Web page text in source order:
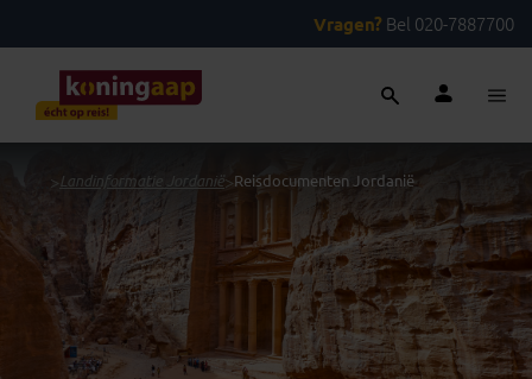
Vragen? Bel 020-7887700
> Landinformatie Jordanië>Reisdocumenten Jordanië